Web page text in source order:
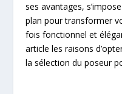
ses avantages,
plan pour transformer
fois fonctionnel et
article les raisons
la sélection du poseur